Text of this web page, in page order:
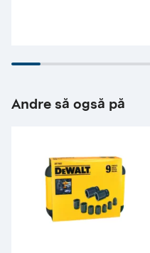
Andre så også på